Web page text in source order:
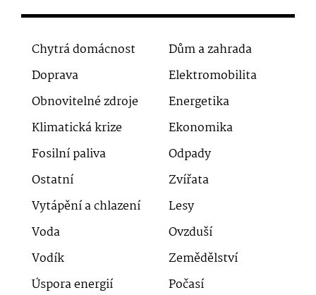
Chytrá domácnost
Dům a zahrada
Doprava
Elektromobilita
Obnovitelné zdroje
Energetika
Klimatická krize
Ekonomika
Fosilní paliva
Odpady
Ostatní
Zvířata
Vytápění a chlazení
Lesy
Voda
Ovzduší
Vodík
Zemědělství
Úspora energií
Počasí